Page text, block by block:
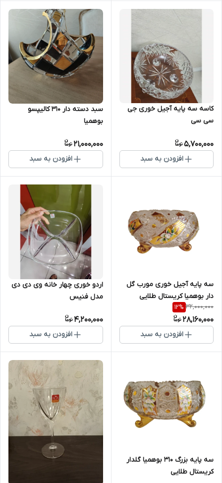
کاسه سه پایه آجیل خوری جی
سی سی
5,700,000
افزودن به سبد
سبد دسته دار 310 کالیپسو
بوهمیا
21,000,000
افزودن به سبد
سه پایه آجیل خوری مورب گل
دار بوهمیا کریستال طلایی
32,000,000
12%
28,160,000
افزودن به سبد
اردو خوری چهار خانه وی دی دی
مدل فنیس
4,200,000
افزودن به سبد
سه پایه بزرگ 310 بوهمیا گلدار
کریستال طلایی